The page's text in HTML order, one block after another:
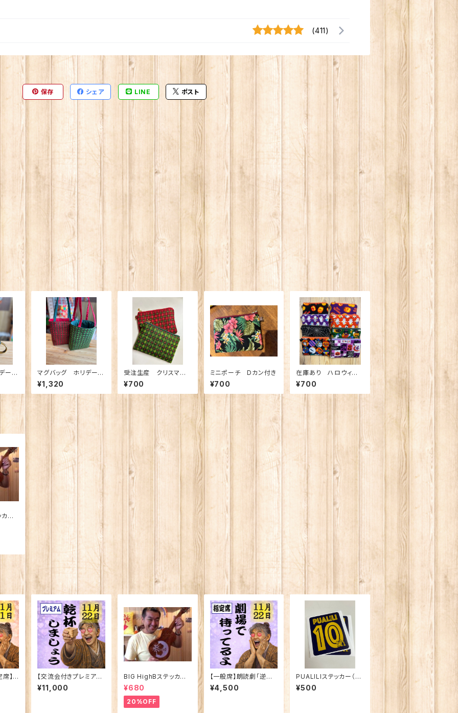
(411)
保存 シェア LINE ポスト
ーグ
マグバッグ ホリデーチ
ェックトート 御朱印バ
ッグ
¥1,320
受注生産 クリスマス
ミニポーチ Dカン付き
¥700
ミニポーチ Dカン付き
¥700
在庫あり ハロウィンミ
ニポーチ Dカン付き
¥700
ー
】
【交流会付きプレミアム
チケット】朗読劇「逆水
の志 〜染谷源右衛門物
¥11,000
BIG HighBステッカー
Φ約14cm
¥680
20%OFF
【一般席】朗読劇「逆水
の志 〜染谷源右衛門物
語〜」11月22日(日)
¥4,500
PUALILIステッカー（の
み購入の方用）8×10c
m
¥500